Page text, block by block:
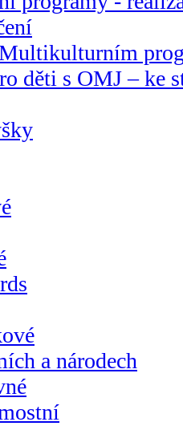
děti s OMJ – ke
a národech